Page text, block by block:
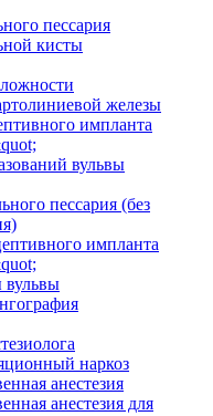
пессария
кисты
железы
импланта
вульвы
пессария (без
импланта
вульвы
наркоз
анестезия
анестезия для